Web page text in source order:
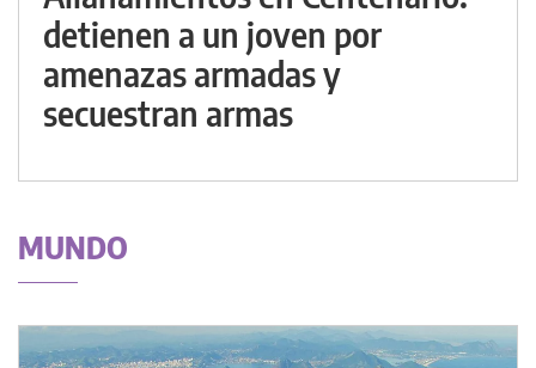
detienen a un joven por
amenazas armadas y
secuestran armas
MUNDO